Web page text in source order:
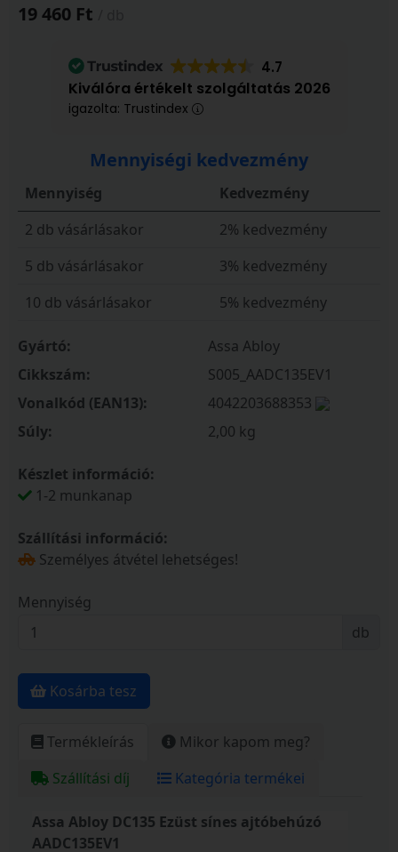
19 460 Ft
4.7
Kiválóra értékelt szolgáltatás 2026
igazolta: Trustindex
Mennyiségi kedvezmény
Mennyiség
Kedvezmény
2 db vásárlásakor
2% kedvezmény
5 db vásárlásakor
3% kedvezmény
10 db vásárlásakor
5% kedvezmény
Gyártó:
Assa Abloy
Cikkszám:
S005_AADC135EV1
Vonalkód (EAN13):
4042203688353
Súly:
2,00 kg
Készlet információ:
1-2 munkanap
Szállítási információ:
Személyes átvétel lehetséges!
Mennyiség
db
Kosárba tesz
Termékleírás
Mikor kapom meg?
Szállítási díj
Kategória termékei
Assa Abloy DC135 Ezüst sínes ajtóbehúzó
AADC135EV1